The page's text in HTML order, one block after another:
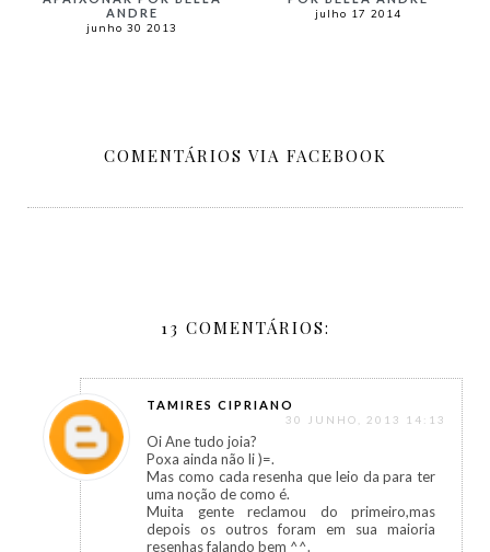
ANDRE
junho 30 2013
julho 17 2014
COMENTÁRIOS VIA FACEBOOK
13 COMENTÁRIOS:
TAMIRES CIPRIANO
30 JUNHO, 2013 14:13
Oi Ane tudo joia?
Poxa ainda não li )=.
Mas como cada resenha que leio da para ter
uma noção de como é.
Muita gente reclamou do primeiro,mas
depois os outros foram em sua maioria
resenhas falando bem ^^.